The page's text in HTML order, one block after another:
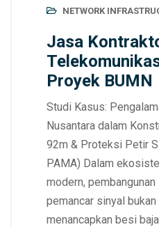
NETWORK
Jasa
Proyek BUMN
Studi Kasus:
Nusantara dalam
92m & Proteksi Petir
PAMA) Dalam
modern,
pemancar sinyal
menancapkan besi